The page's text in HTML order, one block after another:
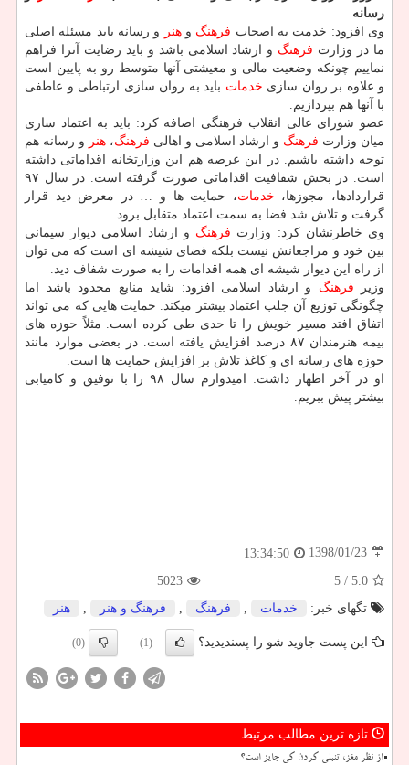
رسانه
وی افزود: خدمت به اصحاب فرهنگ وهنر
و رسانه باید مسئله اصلی
ما در وزارت فرهنگ و ارشاد اسلامی باشد و باید رضایت آنرا فراهم
نماییم چونكه وضعیت مالی و معیشتی آنها متوسط رو به پایین است
و علاوه بر روان سازی خدمات باید به روان سازی ارتباطی و عاطفی
با آنها هم بپردازیم.
عضو شورای عالی انقلاب فرهنگی اضافه كرد: باید به اعتماد سازی
میان وزارت فرهنگ و ارشاد اسلامی و اهالی فرهنگ، هنر و رسانه هم
توجه داشته باشیم. در این عرصه هم این وزارتخانه اقداماتی داشته
است. در بخش شفافیت اقداماتی صورت گرفته است. در سال ۹۷
قراردادها، مجوزها، خدمات، حمایت ها و … در معرض دید قرار
گرفت و تلاش شد فضا به سمت اعتماد متقابل برود.
وی خاطرنشان كرد: وزارت فرهنگ و ارشاد اسلامی دیوار سیمانی
بین خود و مراجعانش نیست بلكه فضای شیشه ای است كه می توان
از راه این دیوار شیشه ای همه اقدامات را به صورت شفاف دید.
وزیر فرهنگ و ارشاد اسلامی افزود: شاید منابع محدود باشد اما
چگونگی توزیع آن جلب اعتماد بیشتر میكند. حمایت هایی كه می تواند
اتفاق افتد مسیر خویش را تا حدی طی كرده است. مثلاً حوزه های
بیمه هنرمندان ۸۷ درصد افزایش یافته است. در بعضی موارد مانند
حوزه های رسانه ای و كاغذ تلاش بر افزایش حمایت ها است.
او در آخر اظهار داشت: امیدوارم سال ۹۸ را با توفیق و كامیابی
بیشتر پیش ببریم.
1398/01/23
13:34:50
5.0
/ 5
5023
تگهای خبر:
خدمات فرهنگ فرهنگ و هنر هنر
این پست جاوید شو را پسندیدید؟ (1)
(0)
تازه ترین مطالب مرتبط
از نظر مغز، تنبلی کردن کی جایز است؟